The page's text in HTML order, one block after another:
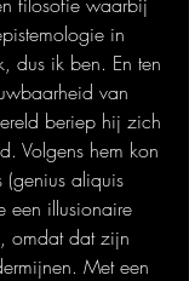
in
dus ik ben. En ten
van
beriep hij zich
Volgens hem kon
aliquis
een illusionaire
omdat dat zijn
Met een